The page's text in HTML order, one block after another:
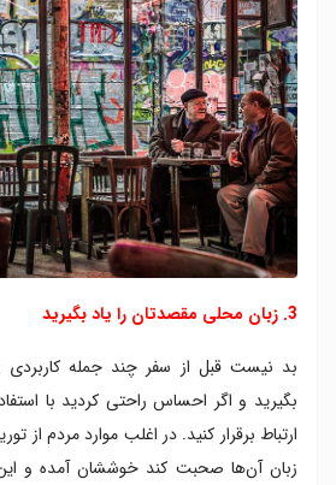
3. زبان محلی مقصدتان را یاد بگیرید
بد نیست قبل از سفر چند جمله کاربردی
بگیرید و اگر احساس راحتی کردید با
ارتباط برقرار کنید. در اغلب موارد مردم از
زبان آن‌ها صحبت کند خوششان آمده و